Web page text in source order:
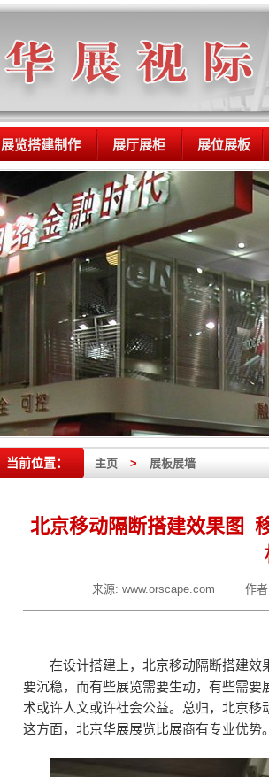
展览搭建制作 展厅展柜 展位展板
当前位置： 主页 > 展板展墙
北京移动隔断搭建效果图_
来源: www.orscape.com 作
在设计搭建上，北京移动隔断搭建效
要沉稳，而有些展览需要生动，有些需
术或许人文或许社会公益。总归，北京
这方面，北京华展展览比展商有专业优势。